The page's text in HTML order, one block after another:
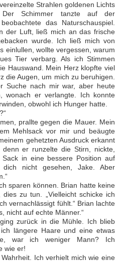
Strahlen goldenen Lichts
Schimmer tanzte auf der
das Naturschauspiel.
der Luft, ließ mich an das frische
wurde. Ich ließ mich von
einlullen, wollte vergessen, warum
Tier verbarg. Als ich Stimmen
Hauswand. Mein Herz klopfte viel
die Augen, um mich zu beruhigen.
Suche nach mir war, aber heute
wonach er verlangte. Ich konnte
obwohl ich Hunger hatte.
prallte gegen die Mauer. Mein
Mehlsack vor mir und beäugte
gehetzten Ausdruck erkannt
er runzelte die Stirn, nickte,
in eine bessere Position auf
nicht gesehen, Jake. Aber
sparen können. Brian hatte keine
zu tun. „Vielleicht schicke ich
vernachlässigt fühlt.“ Brian lachte
nicht auf echte Männer.“
zurück in die Mühle. Ich blieb
längere Haare und eine etwas
war ich weniger Mann? Ich
wie er!
Ich verhielt mich wie eine